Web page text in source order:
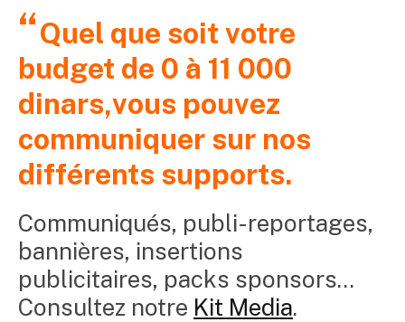
“Quel que soit votre
budget de 0 à 11 000
dinars,vous pouvez
communiquer sur nos
différents supports.
Communiqués, publi-reportages,
bannières, insertions
publicitaires, packs sponsors…
Consultez notre Kit Media.